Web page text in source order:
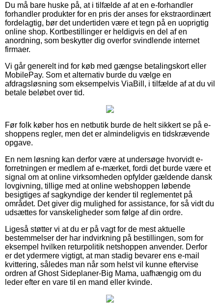
Du må bare huske på, at i tilfælde af at en e-forhandler
forhandler produkter for en pris der anses for ekstraordinært
fordelagtig, bør det undertiden være et tegn på en uoprigtig
online shop. Kortbestillinger er heldigvis en del af en
anordning, som beskytter dig overfor svindlende internet
firmaer.
Vi går generelt ind for køb med gængse betalingskort eller
MobilePay. Som et alternativ burde du vælge en
afdragsløsning som eksempelvis ViaBill, i tilfælde af at du vil
betale beløbet over tid.
Før folk køber hos en netbutik burde de helt sikkert se på e-
shoppens regler, men det er almindeligvis en tidskrævende
opgave.
En nem løsning kan derfor være at undersøge hvorvidt e-
forretningen er medlem af e-mærket, fordi det burde være et
signal om at online virksomheden opfylder gældende dansk
lovgivning, tillige med at online webshoppen løbende
besigtiges af sagkyndige der kender til reglementet på
området. Det giver dig mulighed for assistance, for så vidt du
udsættes for vanskeligheder som følge af din ordre.
Ligeså støtter vi at du er på vagt for de mest aktuelle
bestemmelser der har indvirkning på bestillingen, som for
eksempel hvilken returpolitik netshoppen anvender. Derfor
er det ydermere vigtigt, at man stadig bevarer ens e-mail
kvittering, således man når som helst vil kunne eftervise
ordren af Ghost Sideplaner-Big Mama, uafhængig om du
leder efter en vare til en mand eller kvinde.